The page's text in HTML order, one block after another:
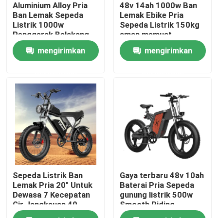
Produk
Video
Tur Pabrik
Kontrol kualitas
Permintaan Penawaran
Sepeda Listrik Ridstar
Aluminium Alloy Pria
Ban Lemak Sepeda
Listrik 1000w
Penggerak Belakang
Transmisi
mengirimkan
48v 14ah 1000w Ban
Lemak Ebike Pria
Sepeda Listrik 150kg
aman memuat
mengirimkan
Sepeda Listrik Ban
Lemak Pria 20" Untuk
Dewasa 7 Kecepatan
Gir Jangkauan 40-
100Km
Gaya terbaru 48v 10ah
Baterai Pria Sepeda
gunung listrik 500w
Smooth Riding